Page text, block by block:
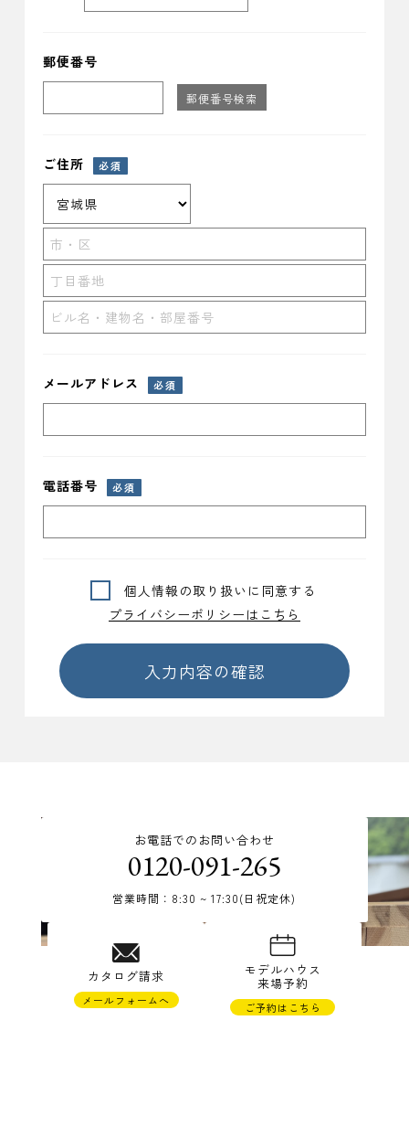
郵便番号
郵便番号検索
ご住所 必須
メールアドレス 必須
電話番号 必須
個人情報の取り扱いに同意する
プライバシーポリシーはこちら
入力内容の確認
お電話でのお問い合わせ
0120-091-265
営業時間：8:30 ~ 17:30(日祝定休)
カタログ請求
メールフォームへ
モデルハウス
来場予約
ご予約はこちら